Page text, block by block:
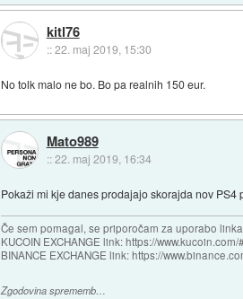
kitl76
::22. maj 2019, 15:30
No tolk malo ne bo. Bo pa realnih 150 eur.
Mato989
::22. maj 2019, 16:34
Pokaži mi kje danes prodajajo skorajda nov PS4
Če sem pomagal, se priporočam za uporabo
KUCOIN EXCHANGE link: https://
BINANCE EXCHANGE link: https://
Zgodovina sprememb…